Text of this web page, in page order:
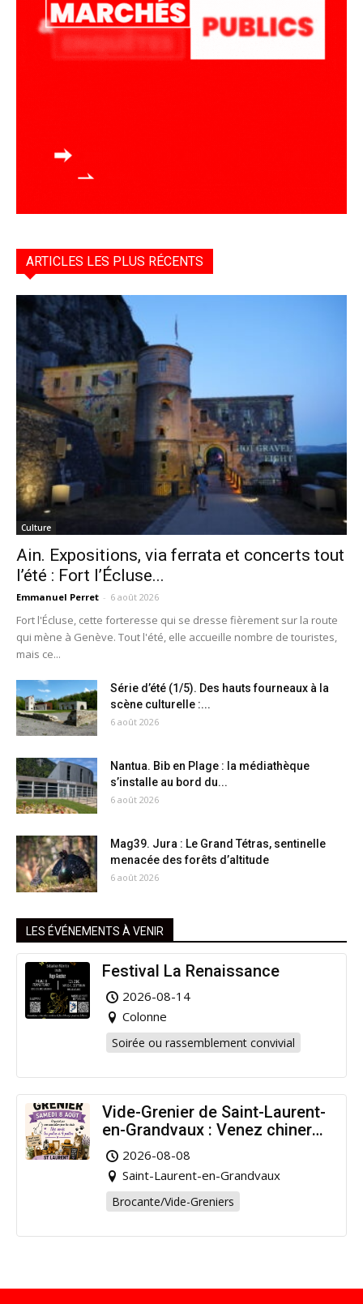
ARTICLES LES PLUS RÉCENTS
Culture
Ain. Expositions, via ferrata et concerts tout
l’été : Fort l’Écluse...
Emmanuel Perret - 6 août 2026
Fort l'Écluse, cette forteresse qui se dresse fièrement sur la route
qui mène à Genève. Tout l'été, elle accueille nombre de touristes,
mais ce...
Série d’été (1/5). Des hauts fourneaux à la
scène culturelle :...
6 août 2026
Nantua. Bib en Plage : la médiathèque
s’installe au bord du...
6 août 2026
Mag39. Jura : Le Grand Tétras, sentinelle
menacée des forêts d’altitude
6 août 2026
LES ÉVÉNEMENTS À VENIR
Festival La Renaissance
2026-08-14
Colonne
Soirée ou rassemblement convivial
Vide-Grenier de Saint-Laurent-
en-Grandvaux : Venez chiner
pour la bonne cause !
2026-08-08
Saint-Laurent-en-Grandvaux
Brocante/Vide-Greniers